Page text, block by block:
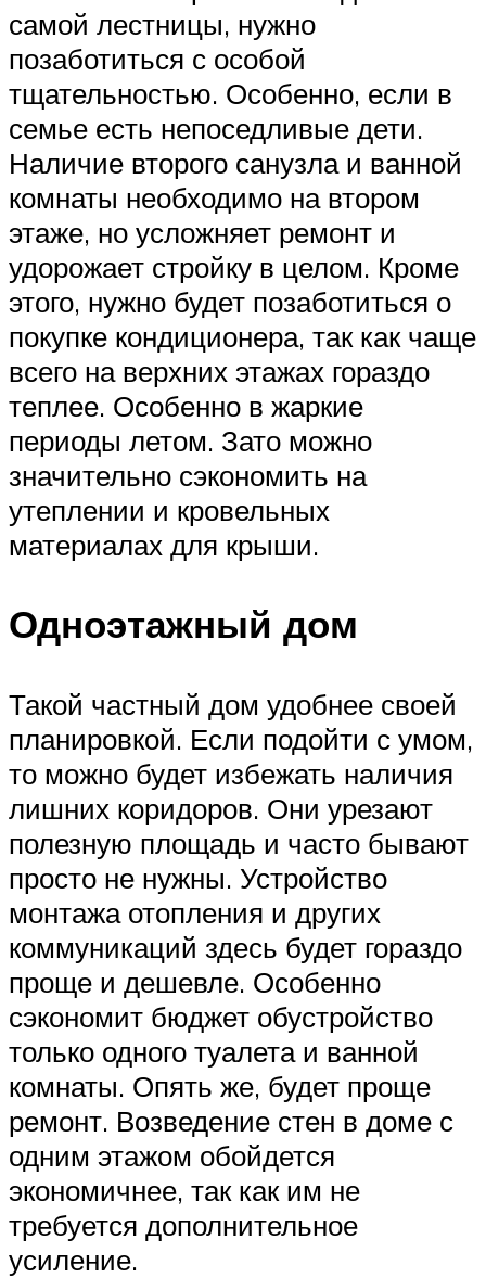
самой лестницы, нужно
позаботиться с особой
тщательностью. Особенно, если в
семье есть непоседливые дети.
Наличие второго санузла и ванной
комнаты необходимо на втором
этаже, но усложняет ремонт и
удорожает стройку в целом. Кроме
этого, нужно будет позаботиться о
покупке кондиционера, так как чаще
всего на верхних этажах гораздо
теплее. Особенно в жаркие
периоды летом. Зато можно
значительно сэкономить на
утеплении и кровельных
материалах для крыши.
Одноэтажный дом
Такой частный дом удобнее своей
планировкой. Если подойти с умом,
то можно будет избежать наличия
лишних коридоров. Они урезают
полезную площадь и часто бывают
просто не нужны. Устройство
монтажа отопления и других
коммуникаций здесь будет гораздо
проще и дешевле. Особенно
сэкономит бюджет обустройство
только одного туалета и ванной
комнаты. Опять же, будет проще
ремонт. Возведение стен в доме с
одним этажом обойдется
экономичнее, так как им не
требуется дополнительное
усиление.